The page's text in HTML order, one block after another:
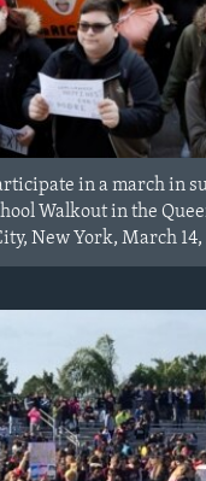
in a march in
Walkout in the
New York, March 14,